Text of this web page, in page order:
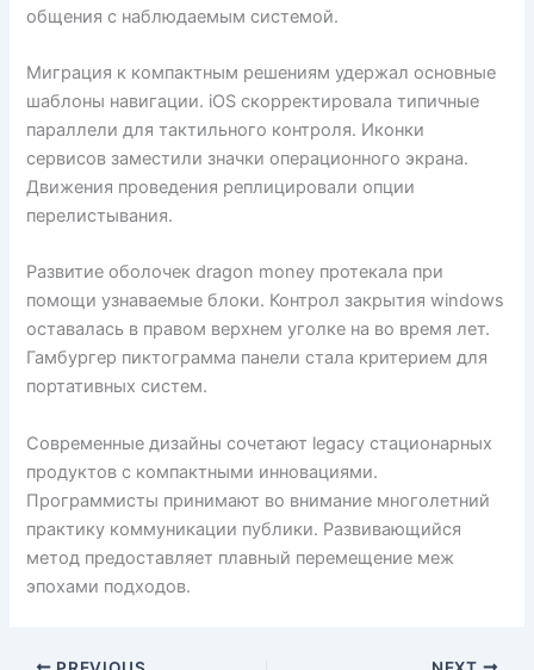
общения с наблюдаемым системой.
Миграция к компактным решениям удержал основные
шаблоны навигации. iOS скорректировала типичные
параллели для тактильного контроля. Иконки
сервисов заместили значки операционного экрана.
Движения проведения реплицировали опции
перелистывания.
Развитие оболочек dragon money протекала при
помощи узнаваемые блоки. Контрол закрытия windows
оставалась в правом верхнем уголке на во время лет.
Гамбургер пиктограмма панели стала критерием для
портативных систем.
Современные дизайны сочетают legacy стационарных
продуктов с компактными инновациями.
Программисты принимают во внимание многолетний
практику коммуникации публики. Развивающийся
метод предоставляет плавный перемещение меж
эпохами подходов.